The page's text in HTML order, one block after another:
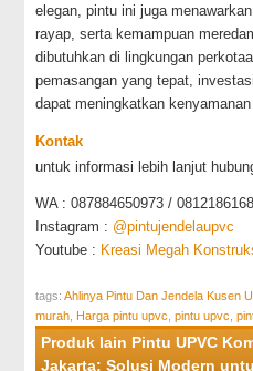
elegan, pintu ini juga
rayap, serta kemampuan
dibutuhkan di lingkungan
pemasangan yang tepat,
dapat meningkatkan
Kontak
untuk informasi lebih lanjut
WA : 087884650973 /
Instagram : @pintujendelaupvc
Youtube : Kreasi Megah
tags:Ahlinya Pintu Dan Jendela Kusen
murah ,Harga pintu upvc ,pintu upvc ,
Produk lain Pintu UPVC
Jakarta: Solusi Modern